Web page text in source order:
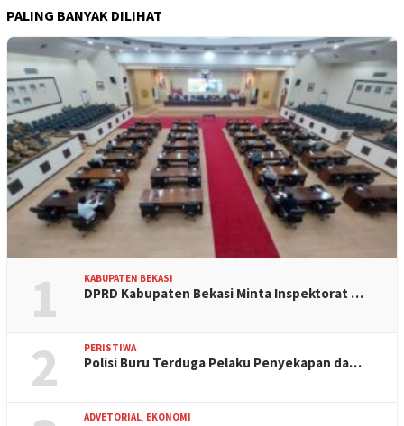
PALING BANYAK DILIHAT
1 KABUPATEN BEKASI
DPRD Kabupaten Bekasi Minta Inspektorat …
2 PERISTIWA
Polisi Buru Terduga Pelaku Penyekapan da…
ADVETORIAL, EKONOMI